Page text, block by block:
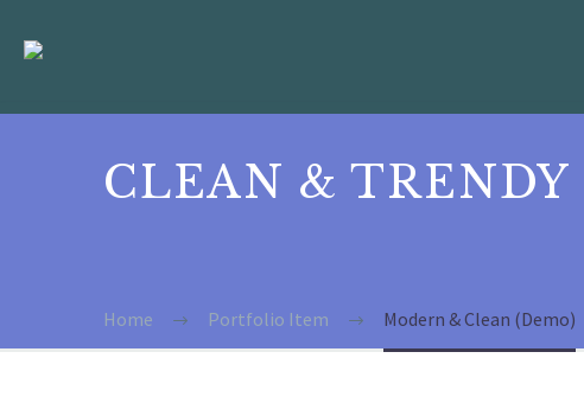
CLEAN & TRENDY
Home Portfolio Item Modern & Clean (Demo)